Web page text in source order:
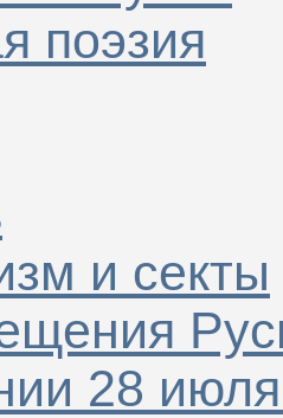
поэзия
и секты
28